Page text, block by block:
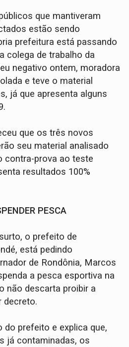
que mantiveram
estão sendo
prefeitura está passando
colega de trabalho da
negativo ontem, moradora
e teve o material
já que apresenta alguns
que os três novos
seu material analisado
contra-prova ao teste
resultados 100%
PESCA
o prefeito de
está pedindo
de Rondônia, Marcos
a pesca esportiva na
não descarta proibir a
decreto.
do prefeito e explica que,
já contaminadas, os